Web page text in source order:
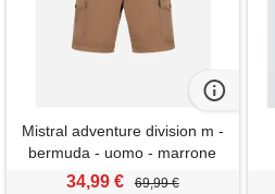
Mistral adventure division m -
bermuda - uomo - marrone
34,99 € 69,99 €